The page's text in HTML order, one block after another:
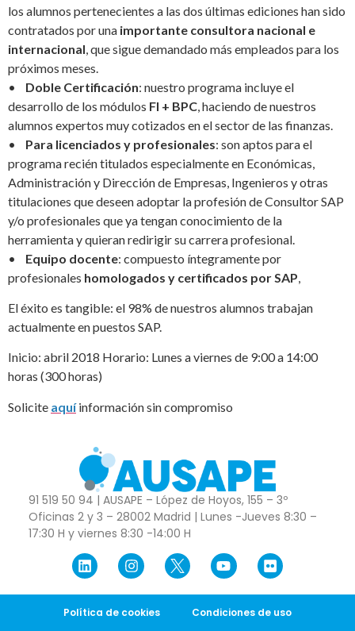
los alumnos pertenecientes a las dos últimas ediciones han sido
contratados por una importante consultora nacional e
internacional , que sigue demandado más empleados para los
próximos meses.
•
Doble Certificación: nuestro programa incluye el
desarrollo de los módulos FI + BPC , haciendo de nuestros
alumnos expertos muy cotizados en el sector de las finanzas.
• Para licenciados y profesionales: son aptos para el
programa recién titulados especialmente en Económicas,
Administración y Dirección de Empresas, Ingenieros y otras
titulaciones que deseen adoptar la profesión de Consultor SAP
y/o profesionales que ya tengan conocimiento de la
herramienta y quieran redirigir su carrera profesional.
• Equipo docente: compuesto íntegramente por
profesionales homologados y certificados por SAP
El éxito es tangible: el 98% de nuestros alumnos trabajan
actualmente en puestos SAP.
Inicio: abril 2018 Horario: Lunes a viernes de 9:00 a 14:00
horas (300 horas)
Solicite aquíinformación sin compromiso
91 519 50 94 | AUSAPE – López de Hoyos, 155 – 3º
Oficinas 2 y 3 – 28002 Madrid | Lunes -Jueves 8:30 –
17:30 H y viernes 8:30 -14:00 H
Política de cookies Condiciones de uso